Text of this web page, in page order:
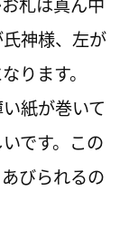
神様、左が
ります。
紙が巻いて
です。この
びられるの